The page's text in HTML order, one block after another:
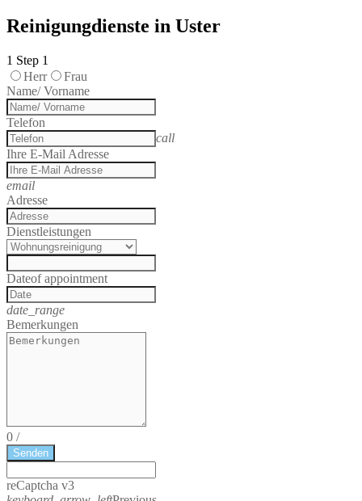
Reinigungdienste in Uster
1 Step 1
Herr
Frau
Name/ Vorname
Telefon
call
Ihre E-Mail Adresse
email
Adresse
Dienstleistungen
Dateof appointment
date_range
Bemerkungen
0 /
Senden
reCaptcha v3